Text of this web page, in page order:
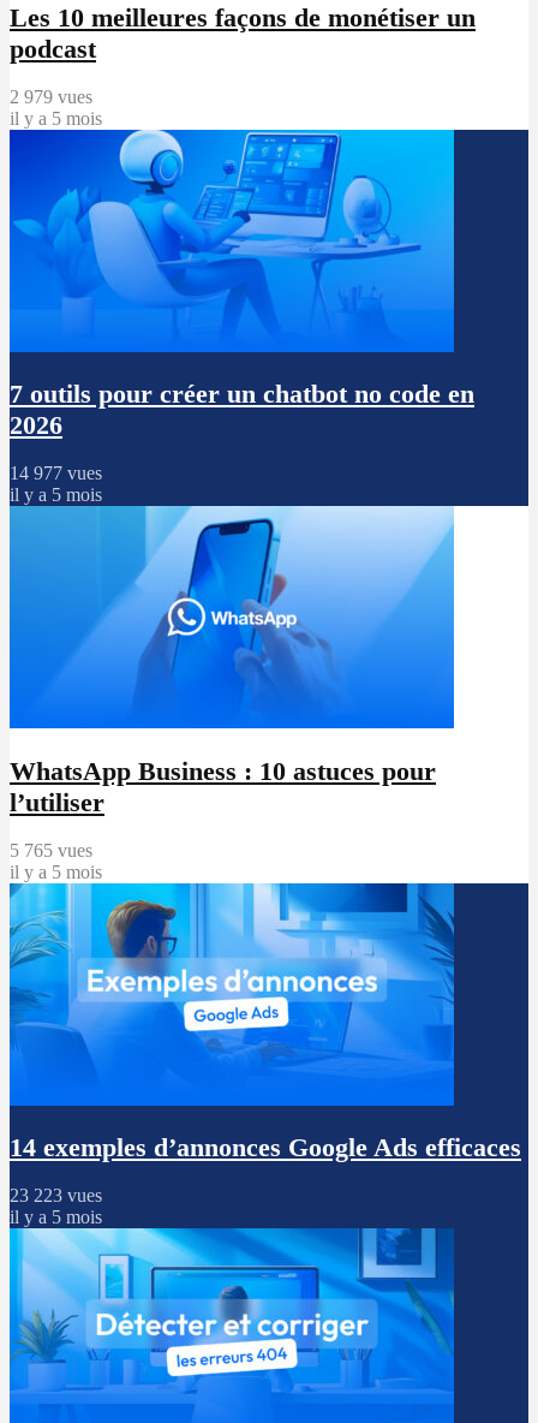
Les 10 meilleures façons de monétiser un
podcast
2 979 vues
il y a 5 mois
7 outils pour créer un chatbot no code en
2026
14 977 vues
il y a 5 mois
WhatsApp Business : 10 astuces pour
l’utiliser
5 765 vues
il y a 5 mois
14 exemples d’annonces Google Ads efficaces
23 223 vues
il y a 5 mois